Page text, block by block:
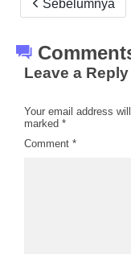
Sebelumnya
Leave a Reply
Your email address
marked *
Comment *